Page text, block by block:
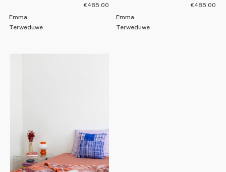
Emma
Terweduwe
€485.00
Emma
Terweduwe
€485.00